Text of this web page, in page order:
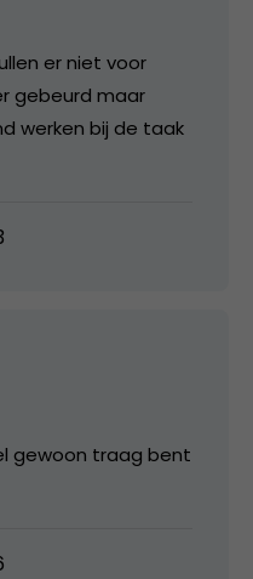
er niet voor
gebeurd maar
werken bij de taak
gewoon traag bent